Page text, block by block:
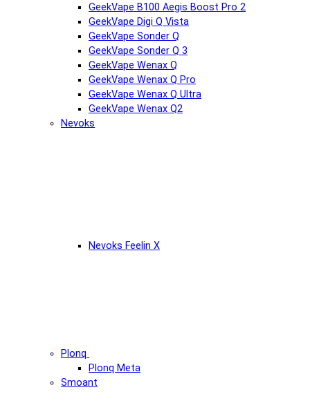
GeekVape B100 Aegis Boost Pro 2
GeekVape Digi Q Vista
GeekVape Sonder Q
GeekVape Sonder Q 3
GeekVape Wenax Q
GeekVape Wenax Q Pro
GeekVape Wenax Q Ultra
GeekVape Wenax Q2
Nevoks
Nevoks Feelin X
Plonq
Plonq Meta
Smoant